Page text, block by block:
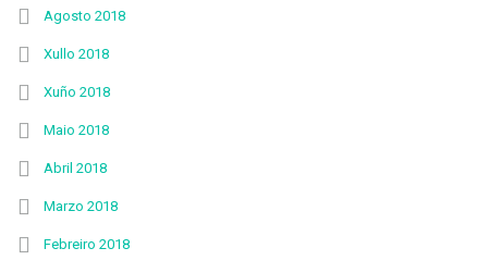
Agosto 2018
Xullo 2018
Xuño 2018
Maio 2018
Abril 2018
Marzo 2018
Febreiro 2018